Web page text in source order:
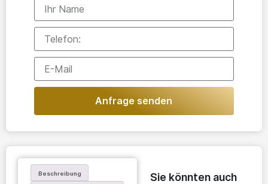
Anfrage senden
Beschreibung
Sie könnten auch